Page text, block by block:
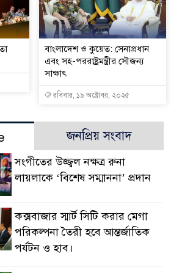
বাংলাদেশ ও কুয়েত: সেনাপ্রধান
এবং সহ-পররাষ্ট্রমন্ত্রীর সৌজন্য
সাক্ষাৎ
রবিবার, ১৯ অক্টোবর, ২০২৫
জনপ্রিয় সংবাদ
সংগীতের উজ্জ্বল নক্ষত্র রুনা
লায়লাকে ‘বিশেষ সম্মাননা’ প্রদান
কক্সবাজার স্মার্ট সিটি করার মেগা
পরিকল্পনা তৈরী হবে আন্তর্জাতিক
পর্যটন ও হাব।